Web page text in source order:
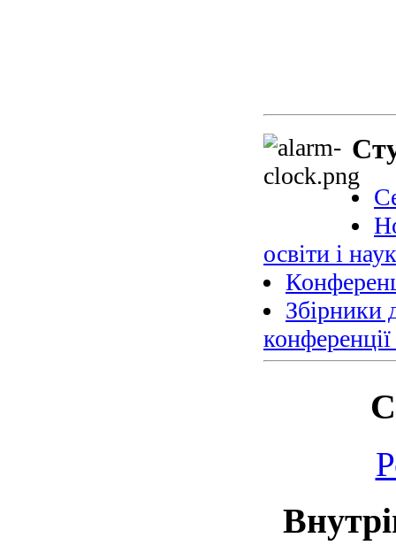
освіти і
Збірники